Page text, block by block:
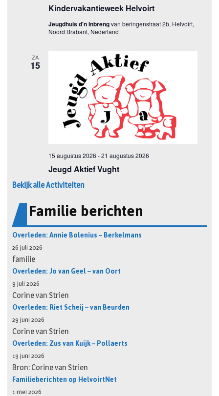
Bekijk alle Activiteiten
Familie berichten
Overleden: Annie Bolenius – Berkelmans
26 juli 2026
familie
Overleden: Jo van Geel – van Oort
9 juli 2026
Corine van Strien
Overleden: Riet Scheij – van Beurden
29 juni 2026
Corine van Strien
Overleden: Zus van Kuijk – Pollaerts
19 juni 2026
Bron: Corine van Strien
Familieberichten op HelvoirtNet
1 mei 2026